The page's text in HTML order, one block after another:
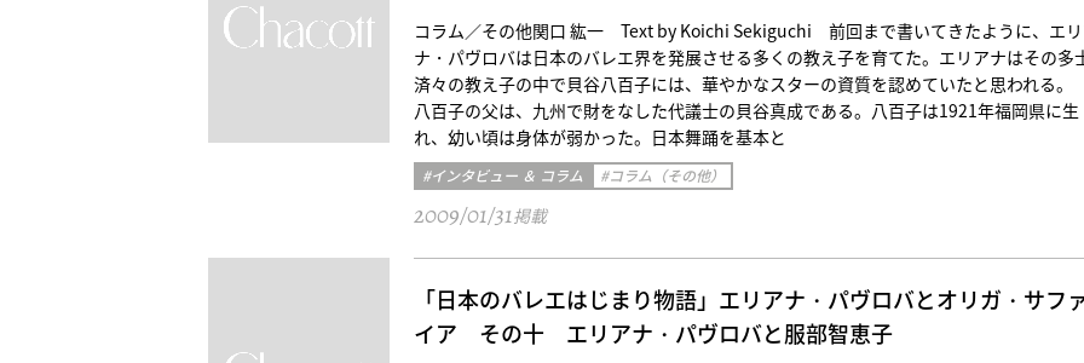
コラム／その他関口 紘一 Text by Koichi Sekiguchi 前回まで書いてきたように、エ
ナ・パヴロバは日本のバレエ界を発展させる多くの教え子を育てた。エリアナはその多
済々の教え子の中で貝谷八百子には、華やかなスターの資質を認めていたと思われる。
八百子の父は、九州で財をなした代議士の貝谷真成である。八百子は1921年福岡県に生
れ、幼い頃は身体が弱かった。日本舞踊を基本と
#インタビュー ＆ コラム #コラム（その他）
2009/01/31掲載
「日本のバレエはじまり物語」エリアナ・パヴロバとオリガ・サフ
イア その十 エリアナ・パヴロバと服部智恵子